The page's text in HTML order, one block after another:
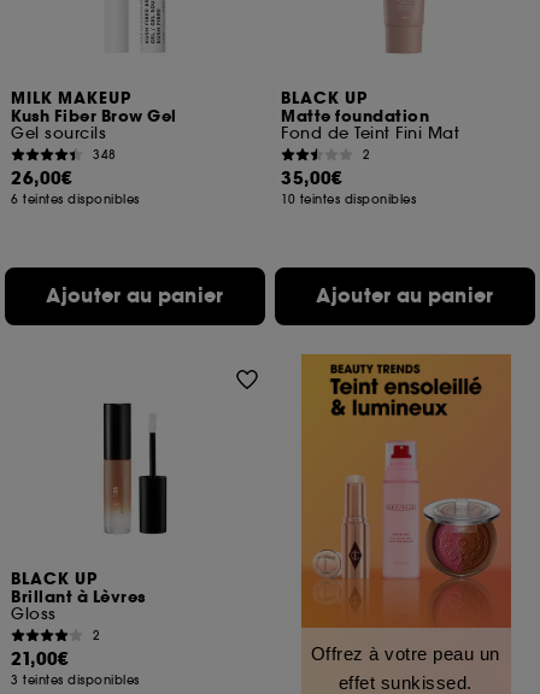
MILK MAKEUP
Kush Fiber Brow Gel
Gel sourcils
348
26,00€
6 teintes disponibles
Ajouter au panier
BLACK UP
Matte foundation
Fond de Teint Fini Mat
2
35,00€
10 teintes disponibles
Ajouter au panier
BLACK UP
Brillant à Lèvres
Gloss
2
21,00€
3 teintes disponibles
Offrez à votre peau un
effet sunkissed.